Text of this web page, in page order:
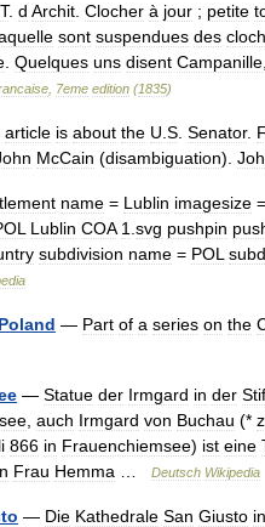
T. d Archit Clocher à jour ; petite
sont suspendues des
Quelques uns disent Campanille
7eme edition (1835)
article is about the U S Senator.
McCain (disambiguation).
name = Lublin imagesize =
Lublin COA 1 svg pushpin
subdivision name = POL
Poland — Part of a series on the
— Statue der Irmgard in der
auch Irmgard von Buchau (*
866 in Frauenchiemsee) ist eine
Frau Hemma Deutsch Wikipedia
— Die Kathedrale San Giusto in